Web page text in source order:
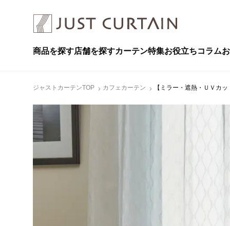
商品を探す店舗を探すカーテン特集お役立ちコラム
ジャストカーテンTOP カフェカーテン 【ミラー・遮熱・ＵＶカ